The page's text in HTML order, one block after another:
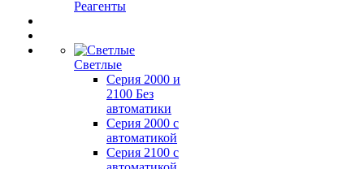
Реагенты
Светлые
Серия 2000 и
2100 Без
автоматики
Серия 2000 с
автоматикой
Серия 2100 с